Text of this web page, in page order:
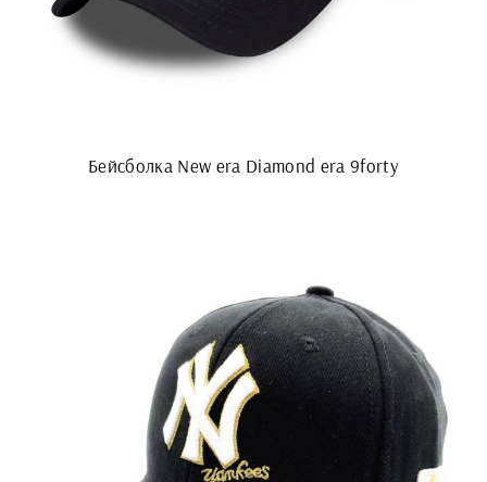
Бейсболка New era Diamond era 9forty